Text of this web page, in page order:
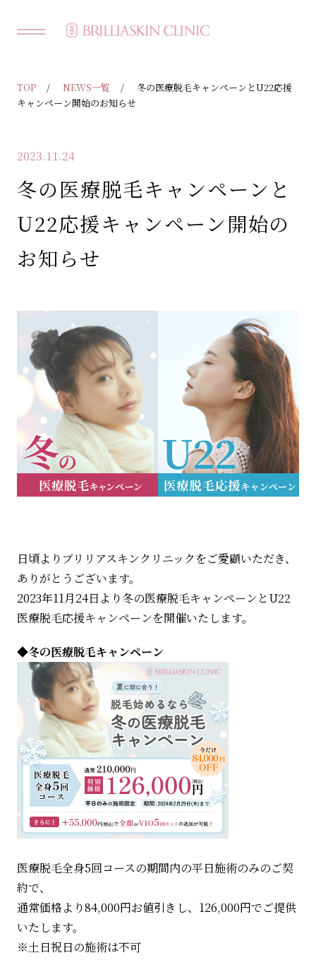
TOP NEWS一覧
冬の医療脱毛キャンペーンとU22応援
キャンペーン開始のお知らせ
2023.11.24
冬の医療脱毛キャンペーンと
U22応援キャンペーン開始の
お知らせ
日頃よりブリリアスキンクリニックをご愛顧いただき、
ありがとうございます。
2023年11月24日より冬の医療脱毛キャンペーンとU22
医療脱毛応援キャンペーンを開催いたします。
◆冬の医療脱毛キャンペーン
医療脱毛全身5回コースの期間内の平日施術のみのご契
約で、
通常価格より84,000円お値引きし、126,000円でご提供
いたします。
※土日祝日の施術は不可